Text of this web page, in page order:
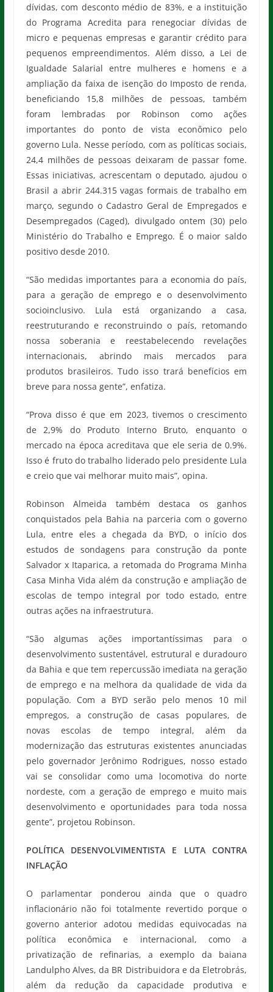
dívidas, com desconto médio de 83%, e a instituição
do Programa Acredita para renegociar dívidas de
micro e pequenas empresas e garantir crédito para
pequenos empreendimentos. Além disso, a Lei de
Igualdade Salarial entre mulheres e homens e a
ampliação da faixa de isenção do Imposto de renda,
beneficiando 15,8 milhões de pessoas, também
foram lembradas por Robinson como ações
importantes do ponto de vista econômico pelo
governo Lula. Nesse período, com as políticas sociais,
24,4 milhões de pessoas deixaram de passar fome.
Essas iniciativas, acrescentam o deputado, ajudou o
Brasil a abrir 244.315 vagas formais de trabalho em
março, segundo o Cadastro Geral de Empregados e
Desempregados (Caged), divulgado ontem (30) pelo
Ministério do Trabalho e Emprego. É o maior saldo
positivo desde 2010.
“São medidas importantes para a economia do país,
para a geração de emprego e o desenvolvimento
socioinclusivo. Lula está organizando a casa,
reestruturando e reconstruindo o país, retomando
nossa soberania e reestabelecendo revelações
internacionais, abrindo mais mercados para
produtos brasileiros. Tudo isso trará benefícios em
breve para nossa gente”, enfatiza.
“Prova disso é que em 2023, tivemos o crescimento
de 2,9% do Produto Interno Bruto, enquanto o
mercado na época acreditava que ele seria de 0.9%.
Isso é fruto do trabalho liderado pelo presidente Lula
e creio que vai melhorar muito mais”, opina.
Robinson Almeida também destaca os ganhos
conquistados pela Bahia na parceria com o governo
Lula, entre eles a chegada da BYD, o início dos
estudos de sondagens para construção da ponte
Salvador x Itaparica, a retomada do Programa Minha
Casa Minha Vida além da construção e ampliação de
escolas de tempo integral por todo estado, entre
outras ações na infraestrutura.
“São algumas ações importantíssimas para o
desenvolvimento sustentável, estrutural e duradouro
da Bahia e que tem repercussão imediata na geração
de emprego e na melhora da qualidade de vida da
população. Com a BYD serão pelo menos 10 mil
empregos, a construção de casas populares, de
novas escolas de tempo integral, além da
modernização das estruturas existentes anunciadas
pelo governador Jerônimo Rodrigues, nosso estado
vai se consolidar como uma locomotiva do norte
nordeste, com a geração de emprego e muito mais
desenvolvimento e oportunidades para toda nossa
gente”, projetou Robinson.
POLÍTICA DESENVOLVIMENTISTA E LUTA CONTRA
INFLAÇÃO
O parlamentar ponderou ainda que o quadro
inflacionário não foi totalmente revertido porque o
governo anterior adotou medidas equivocadas na
política econômica e internacional, como a
privatização de refinarias, a exemplo da baiana
Landulpho Alves, da BR Distribuidora e da Eletrobrás,
além da redução da capacidade produtiva e